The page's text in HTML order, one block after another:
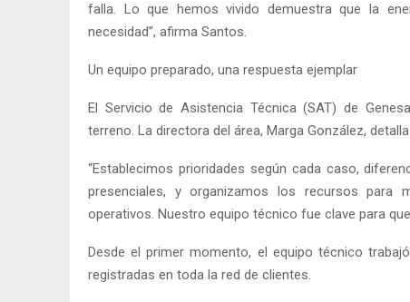
falla. Lo que hemos vivido demuestra que la
necesidad”, afirma Santos.
Un equipo preparado, una respuesta ejemplar
El Servicio de Asistencia Técnica (SAT) de
terreno. La directora del área, Marga González,
“Establecimos prioridades según cada caso,
presenciales, y organizamos los recursos para
operativos. Nuestro equipo técnico fue clave para
Desde el primer momento, el equipo técnico
registradas en toda la red de clientes.